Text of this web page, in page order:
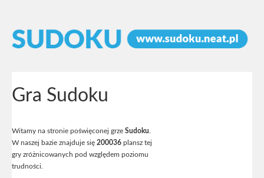
Gra Sudoku
Witamy na stronie poświęconej grze Sudoku
W naszej bazie znajduje się 200036 plansz tej
gry zróżnicowanych pod względem poziomu
trudności.